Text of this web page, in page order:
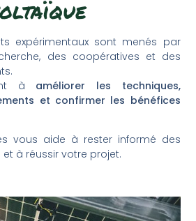
expérimentaux sont menés par
des coopératives et des
à améliorer les techniques,
et confirmer les bénéfices
vous aide à rester informé des
à réussir votre projet.